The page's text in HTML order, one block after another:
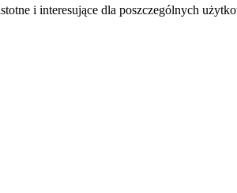
i interesujące dla poszczególnych